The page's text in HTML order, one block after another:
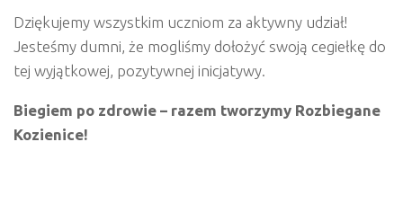
Dziękujemy wszystkim uczniom za aktywny udział!
Jesteśmy dumni, że mogliśmy dołożyć swoją cegiełkę do
tej wyjątkowej, pozytywnej inicjatywy.
Biegiem po zdrowie – razem tworzymy Rozbiegane
Kozienice!